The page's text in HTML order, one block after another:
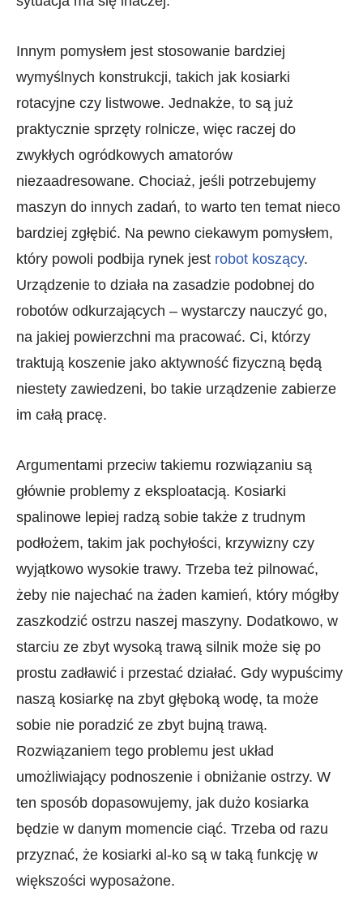
Innym pomysłem jest stosowanie bardziej
wymyślnych konstrukcji, takich jak kosiarki
rotacyjne czy listwowe. Jednakże, to są już
praktycznie sprzęty rolnicze, więc raczej do
zwykłych ogródkowych amatorów
niezaadresowane. Chociaż, jeśli potrzebujemy
maszyn do innych zadań, to warto ten temat nieco
bardziej zgłębić. Na pewno ciekawym pomysłem,
który powoli podbija rynek jest robot koszący.
Urządzenie to działa na zasadzie podobnej do
robotów odkurzających – wystarczy nauczyć go,
na jakiej powierzchni ma pracować. Ci, którzy
traktują koszenie jako aktywność fizyczną będą
niestety zawiedzeni, bo takie urządzenie zabierze
im całą pracę.
Argumentami przeciw takiemu rozwiązaniu są
głównie problemy z eksploatacją. Kosiarki
spalinowe lepiej radzą sobie także z trudnym
podłożem, takim jak pochyłości, krzywizny czy
wyjątkowo wysokie trawy. Trzeba też pilnować,
żeby nie najechać na żaden kamień, który mógłby
zaszkodzić ostrzu naszej maszyny. Dodatkowo, w
starciu ze zbyt wysoką trawą silnik może się po
prostu zadławić i przestać działać. Gdy wypuścimy
naszą kosiarkę na zbyt głęboką wodę, ta może
sobie nie poradzić ze zbyt bujną trawą.
Rozwiązaniem tego problemu jest układ
umożliwiający podnoszenie i obniżanie ostrzy. W
ten sposób dopasowujemy, jak dużo kosiarka
będzie w danym momencie ciąć. Trzeba od razu
przyznać, że kosiarki al-ko są w taką funkcję w
większości wyposażone.